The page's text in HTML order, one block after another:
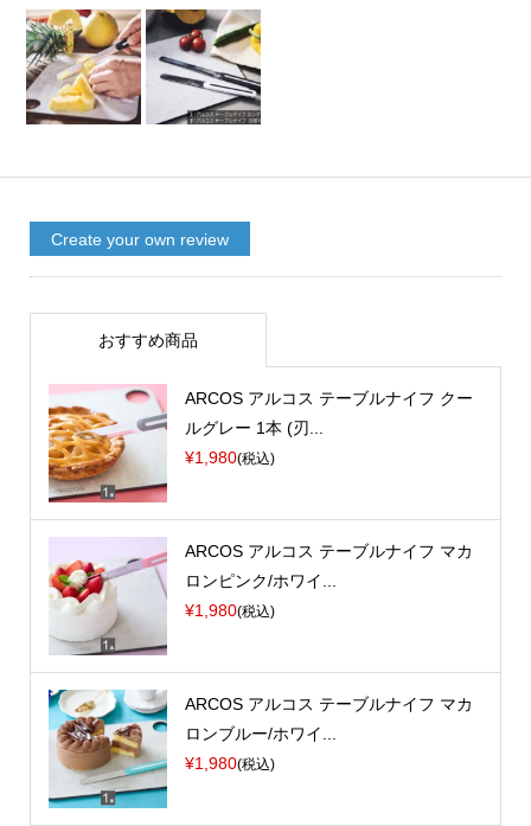
Create your own review
おすすめ商品
ARCOS アルコス テーブルナイフ クー
ルグレー 1本 (刃...
¥1,980(税込)
ARCOS アルコス テーブルナイフ マカ
ロンピンク/ホワイ...
¥1,980(税込)
ARCOS アルコス テーブルナイフ マカ
ロンブルー/ホワイ...
¥1,980(税込)